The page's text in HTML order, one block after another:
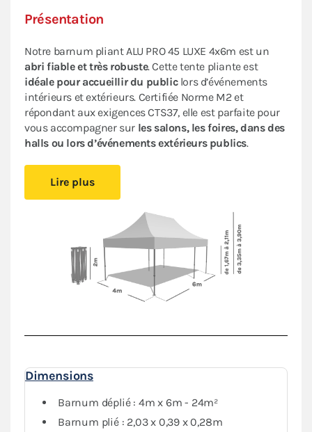
Présentation
Notre barnum pliant ALU PRO 45 LUXE 4x6m est un
abri fiable et très robuste. Cette tente pliante est
idéale pour accueillir du publiclors d’événements
intérieurs et extérieurs. Certifiée Norme M2 et
répondant aux exigences CTS37, elle est parfaite pour
vous accompagner sur les salons, les foires, dans des
halls ou lors d’événements extérieurs publics.
facilement dans votre véhicule.
sans outilvous offre un véritable confort de
Installez-vous rapidement où vous le souhaitez et
protégez-vous des aléas de la météo.
Le toit de cebarnum 4x6mest en polyester avec
enduction PVC de 380 g/m². Le toit est renforcé aux
angles et sur les coutures, et la bâche déperlante est
L'armature hexagonale en aluminium assure solidité
Lire plus
Dimensions
Barnum déplié : 4m x 6m - 24m²
Barnum plié : 2,03 x 0,39 x 0,28m